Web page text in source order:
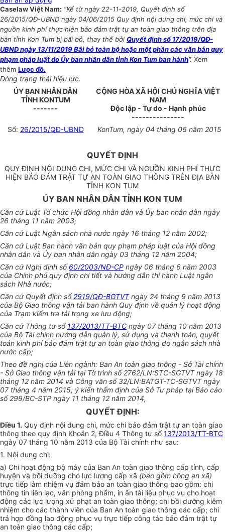
Caselaw Việt Nam: “Kể từ ngày 22-11-2019, Quyết định số
26/2015/QĐ-UBND ngày 04/06/2015 Quy định nội dung chi, mức chi và
nguồn kinh phí thực hiện bảo đảm trật tự an toàn giao thông trên địa
bàn tỉnh Kon Tum bị bãi bỏ, thay thế bởi Quyết định số 17/2019/QĐ-
UBND ngày 13/11/2019 Bãi bỏ toàn bộ hoặc một phần các văn bản quy
phạm pháp luật do Ủy ban nhân dân tỉnh Kon Tum ban hành”. Xem
thêm Lược đồ.
Dòng trạng thái hiệu lực.
ỦY BAN NHÂN DÂN
TỈNH KONTUM
-------
CỘNG HÒA XÃ HỘI CHỦ NGHĨA VIỆT
NAM
Độc lập - Tự do - Hạnh phúc
---------------
Số: 26/2015/QĐ-UBND KonTum, ngày 04 tháng 06 năm 2015
QUYẾT ĐỊNH
QUY ĐỊNH NỘI DUNG CHI, MỨC CHI VÀ NGUỒN KINH PHÍ THỰC
HIỆN BẢO ĐẢM TRẬT TỰ AN TOÀN GIAO THÔNG TRÊN ĐỊA BÀN
TỈNH KON TUM
ỦY BAN NHÂN DÂN TỈNH KON TUM
Căn cứ Luật Tổ chức Hội đồng nhân dân và Ủy ban nhân dân ngày
26 tháng 11 năm 2003;
Căn cứ Luật Ngân sách nhà nước ngày 16 tháng 12 năm 2002;
Căn cứ Luật Ban hành văn bản quy phạm pháp luật của Hội đồng
nhân dân và Ủy ban nhân dân ngày 03 tháng 12 năm 2004;
Căn cứ Nghị định số60/2003/NĐ-CP ngày 06 tháng 6 năm 2003
của Chính phủ quy định chi tiết và hướng dẫn thi hành Luật ngân
sách Nhà nước;
Căn cứ Quyết định số2919/QĐ-BGTVTngày 24 tháng 9 năm 2013
của Bộ Giao thông vận tải ban hành Quy định về quản lý hoạt động
của Trạm kiểm tra tải trọng xe lưu động;
Căn cứ Thông tư số137/2013/TT-BTC ngày 07 tháng 10 năm 2013
của Bộ Tài chính hướng dẫn quản lý, sử dụng và thanh toán, quyết
toán kinh phí bảo đảm trật tự an toàn giao thông do ngân sách nhà
nước cấp;
Theo đề nghị của Liên ngành: Ban An toàn giao thông - Sở Tài chính
- Sở Giao thông vận tải tại Tờ trình số 2762/LN:STC-SGTVT ngày 18
tháng 12 năm 2014 và Công văn số 32/LN:BATGT-TC-SGTVT ngày
07 tháng 4 năm 2015; ý kiến thẩm định của Sở Tư pháp tại Báo cáo
số 299/BC-STP ngày 11 tháng 12 năm 2014,
QUYẾT ĐỊNH:
Điều 1. Quy định nội dung chi, mức chi bảo đảm trật tự an toàn giao
thông theo quy định Khoản 2, Điều 4 Thông tư số137/2013/TT-BTC
ngày 07 tháng 10 năm 2013 của Bộ Tài chính như sau:
1. Nội dung chi:
a) Chi hoạt động bộ máy của Ban An toàn giao thông cấp tỉnh, cấp
huyện và bồi dưỡng cho lực lượng cấp xã (bao gồm công an xã)
trực tiếp làm nhiệm vụ đảm bảo an toàn giao thông bao gồm: chi
thông tin liên lạc, văn phòng phẩm, in ấn tài liệu phục vụ cho hoạt
động các lực lượng xử phạt an toàn giao thông; chi bồi dưỡng kiêm
nhiệm cho các thành viên của Ban An toàn giao thông các cấp; chi
trả hợp đồng lao động phục vụ trực tiếp công tác bảo đảm trật tự
an toàn giao thông các cấp;